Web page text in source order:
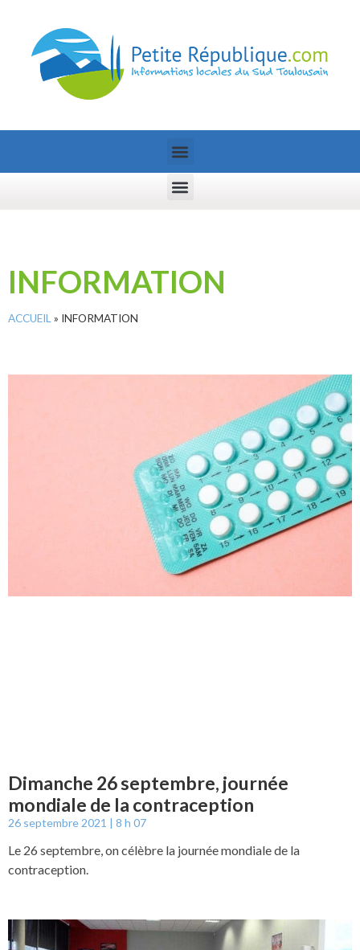
INFORMATION
ACCUEIL » INFORMATION
Dimanche 26 septembre, journée
mondiale de la contraception
26 septembre 2021 8 h 07
Le 26 septembre, on célèbre la journée mondiale de la
contraception.